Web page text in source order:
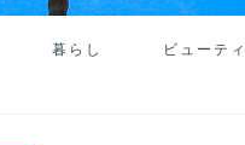
暮らし ビューテ